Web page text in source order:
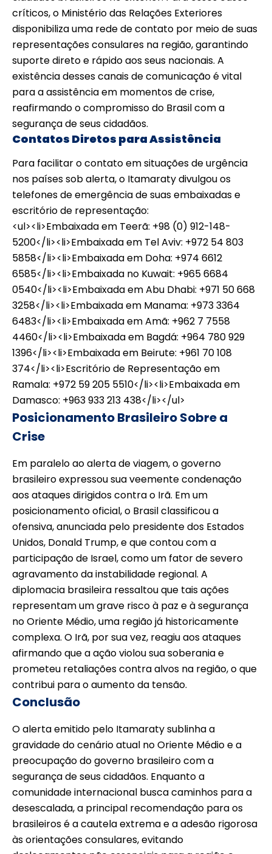
críticos, o Ministério das Relações Exteriores
disponibiliza uma rede de contato por meio de suas
representações consulares na região, garantindo
suporte direto e rápido aos seus nacionais. A
existência desses canais de comunicação é vital
para a assistência em momentos de crise,
reafirmando o compromisso do Brasil com a
segurança de seus cidadãos.
Contatos Diretos para Assistência
Para facilitar o contato em situações de urgência
nos países sob alerta, o Itamaraty divulgou os
telefones de emergência de suas embaixadas e
escritório de representação:
<ul><li>Embaixada em Teerã: +98 (0) 912-148-
5200</li><li>Embaixada em Tel Aviv: +972 54 803
5858</li><li>Embaixada em Doha: +974 6612
6585</li><li>Embaixada no Kuwait: +965 6684
0540</li><li>Embaixada em Abu Dhabi: +971 50 668
3258</li><li>Embaixada em Manama: +973 3364
6483</li><li>Embaixada em Amã: +962 7 7558
4460</li><li>Embaixada em Bagdá: +964 780 929
1396</li><li>Embaixada em Beirute: +961 70 108
374</li><li>Escritório de Representação em
Ramala: +972 59 205 5510</li><li>Embaixada em
Damasco: +963 933 213 438</li></ul>
Posicionamento Brasileiro Sobre a
Crise
Em paralelo ao alerta de viagem, o governo
brasileiro expressou sua veemente condenação
aos ataques dirigidos contra o Irã. Em um
posicionamento oficial, o Brasil classificou a
ofensiva, anunciada pelo presidente dos Estados
Unidos, Donald Trump, e que contou com a
participação de Israel, como um fator de severo
agravamento da instabilidade regional. A
diplomacia brasileira ressaltou que tais ações
representam um grave risco à paz e à segurança
no Oriente Médio, uma região já historicamente
complexa. O Irã, por sua vez, reagiu aos ataques
afirmando que a ação violou sua soberania e
prometeu retaliações contra alvos na região, o que
contribui para o aumento da tensão.
Conclusão
O alerta emitido pelo Itamaraty sublinha a
gravidade do cenário atual no Oriente Médio e a
preocupação do governo brasileiro com a
segurança de seus cidadãos. Enquanto a
comunidade internacional busca caminhos para a
desescalada, a principal recomendação para os
brasileiros é a cautela extrema e a adesão rigorosa
às orientações consulares, evitando